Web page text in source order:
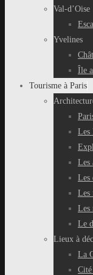
Val-d’Oise
Yvelines
Île
Tourisme à Paris
Les
Les
Les
Les
Les
Le
Lieux à
La